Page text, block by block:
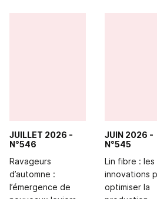
JUILLET 2026 -
N°546
Ravageurs
d’automne :
l’émergence de
JUIN 2026 -
N°545
Lin fibre : les
innovations
optimiser la